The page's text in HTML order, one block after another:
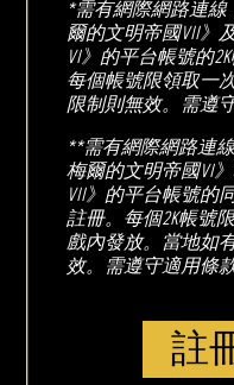
*需有網際網路連線
爾的文明帝國VII》
VI》的平台帳號的
每個帳號限領取一
限制則無效。需遵
**需有網際網路連
梅爾的文明帝國VI
VII》的平台帳號的
註冊。每個2K帳號
戲內發放。當地如
效。需遵守適用條款
註